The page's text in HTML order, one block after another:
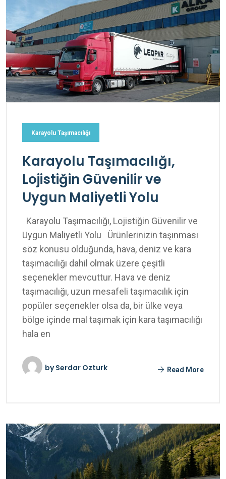
Karayolu Taşımacılığı
Karayolu Taşımacılığı,
Lojistiğin Güvenilir ve
Uygun Maliyetli Yolu
Karayolu Taşımacılığı, Lojistiğin Güvenilir ve
Uygun Maliyetli Yolu Ürünlerinizin taşınması
söz konusu olduğunda, hava, deniz ve kara
taşımacılığı dahil olmak üzere çeşitli
seçenekler mevcuttur. Hava ve deniz
taşımacılığı, uzun mesafeli taşımacılık için
popüler seçenekler olsa da, bir ülke veya
bölge içinde mal taşımak için kara taşımacılığı
hala en
bySerdar Ozturk Read More